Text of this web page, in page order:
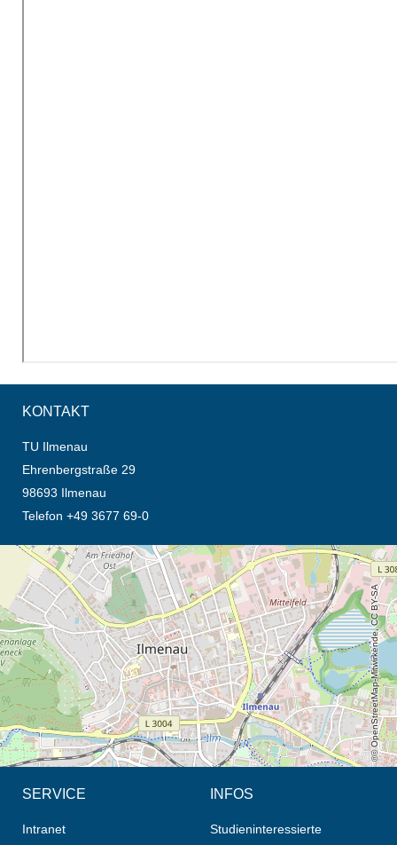
KONTAKT
TU Ilmenau
Ehrenbergstraße 29
98693 Ilmenau
Telefon +49 3677 69-0
Öffnet die Anfahrtsbeschreibung in neuem Tab (Karte)
© OpenStreetMap-Mitwirkende, CC BY-SA
SERVICE
Intranet
INFOS
Studieninteressierte